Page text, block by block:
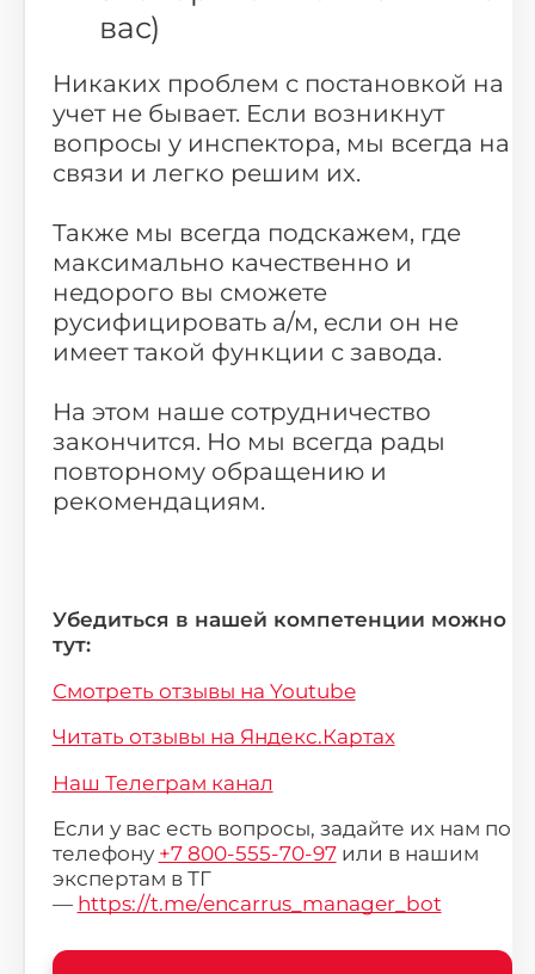
вас)
Никаких проблем с постановкой на
учет не бывает. Если возникнут
вопросы у инспектора, мы всегда на
связи и легко решим их.
Также мы всегда подскажем, где
максимально качественно и
недорого вы сможете
русифицировать а/м, если он не
имеет такой функции с завода.
На этом наше сотрудничество
закончится. Но мы всегда рады
повторному обращению и
рекомендациям.
Убедиться в нашей компетенции можно
тут:
Смотреть отзывы на Youtube
Читать отзывы на Яндекс.Картах
Наш Телеграм канал
Если у вас есть вопросы, задайте их нам по
телефону+7 800-555-70-97или в нашим
экспертам в ТГ
— https://t.me/encarrus_manager_bot